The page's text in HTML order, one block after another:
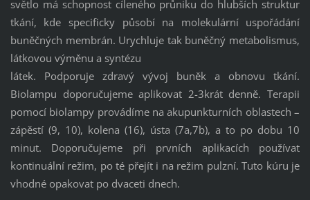
světlo má schopnost cíleného průniku do hlubších struktur
tkání, kde specificky působí na molekulární uspořádání
buněčných membrán. Urychluje tak buněčný metabolismus,
látkovou výměnu a syntézu
látek. Podporuje zdravý vývoj buněk a obnovu tkání.
Biolampu doporučujeme aplikovat 2-3krát denně. Terapii
pomocí biolampy provádíme na akupunkturních oblastech –
zápěstí (9, 10), kolena (16), ústa (7a,7b), a to po dobu 10
minut. Doporučujeme při prvních aplikacích používat
kontinuální režim, po té přejít i na režim pulzní. Tuto kúru je
vhodné opakovat po dvaceti dnech.